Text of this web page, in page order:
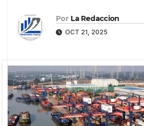
Por La Redaccion
OCT 21, 2025